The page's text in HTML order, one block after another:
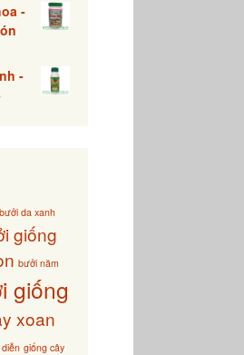
-
-
bưởi da xanh
giống
bưởi năm
giống
xoan
giống cây